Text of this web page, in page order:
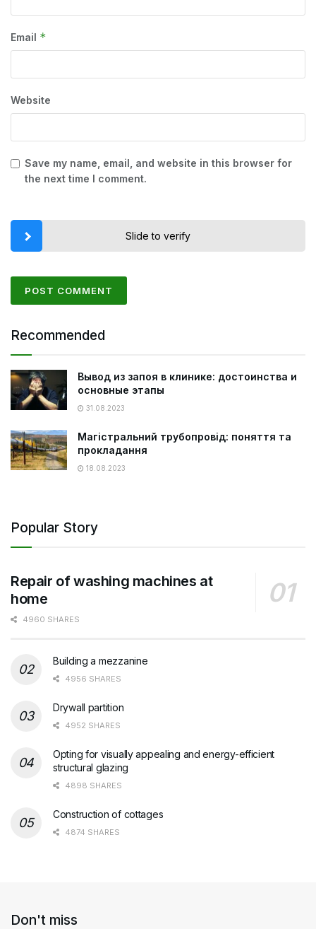
Email *
Website
Save my name, email, and website in this browser for
the next time I comment.
Slide to verify
Recommended
Вывод из запоя в клинике: достоинства и
основные этапы
31.08.2023
Магістральний трубопровід: поняття та
прокладання
18.08.2023
Popular Story
Repair of washing machines at
home
4960 SHARES
Building a mezzanine
4956 SHARES
Drywall partition
4952 SHARES
Opting for visually appealing and energy-efficient
structural glazing
4898 SHARES
Construction of cottages
4874 SHARES
Don't miss